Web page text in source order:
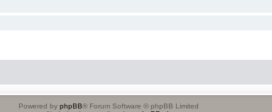
Powered by phpBB® Forum Software © phpBB Limited